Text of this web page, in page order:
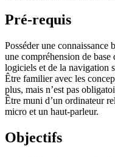
Pré-requis
Posséder une
une compréhension de base
logiciels et de la navigation
Être familier avec les
plus, mais n’est pas
Être muni d’un ordinateur
micro et un haut-parleur.
Objectifs